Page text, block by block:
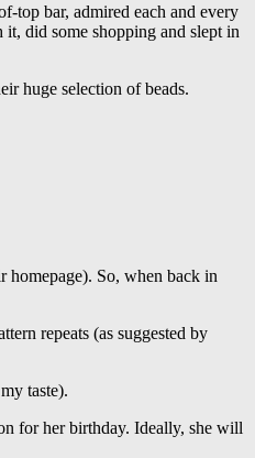
top bar, admired each and every
did some shopping and slept in
huge selection of beads.
homepage). So, when back in
repeats (as suggested by
taste).
for her birthday. Ideally, she will